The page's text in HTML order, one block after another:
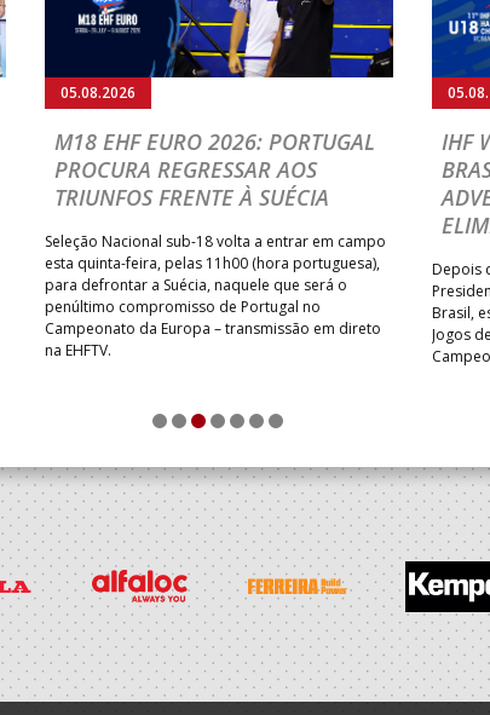
05.08.2026
M18 EHF EURO 2026: PORTUGAL
PROCURA REGRESSAR AOS
TRIUNFOS FRENTE À SUÉCIA
Seleção Nacional sub-18 volta a entrar em campo
esta quinta-feira, pelas 11h00 (hora portuguesa),
para defrontar a Suécia, naquele que será o
penúltimo compromisso de Portugal no
Campeonato da Europa – transmissão em direto
na EHFTV.
IHF
Depois
Brasil,
Jogos
1 2 3 4 5 6 7